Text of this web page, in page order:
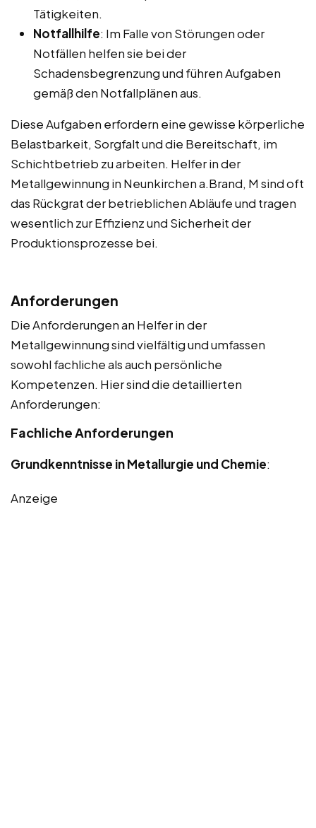
Tätigkeiten.
Notfallhilfe: Im Falle von Störungen oder
Notfällen helfen sie bei der
Schadensbegrenzung und führen Aufgaben
gemäß den Notfallplänen aus.
Diese Aufgaben erfordern eine gewisse körperliche
Belastbarkeit, Sorgfalt und die Bereitschaft, im
Schichtbetrieb zu arbeiten. Helfer in der
Metallgewinnung in Neunkirchen a.Brand, M sind oft
das Rückgrat der betrieblichen Abläufe und tragen
wesentlich zur Effizienz und Sicherheit der
Produktionsprozesse bei.
Anforderungen
Die Anforderungen an Helfer in der
Metallgewinnung sind vielfältig und umfassen
sowohl fachliche als auch persönliche
Kompetenzen. Hier sind die detaillierten
Anforderungen:
Fachliche Anforderungen
Grundkenntnisse in Metallurgie und Chemie:
Anzeige